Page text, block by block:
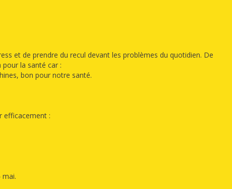
et de prendre du recul devant les problèmes du quotidien. De
la santé car :
bon pour notre santé.
efficacement :
mai.